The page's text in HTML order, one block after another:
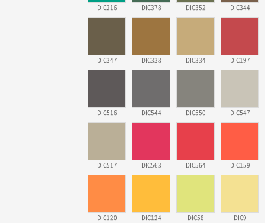
DIC216 DIC378 DIC352 DIC344
DIC347 DIC338 DIC334 DIC197
DIC516 DIC544 DIC550 DIC547
DIC517 DIC563 DIC564 DIC159
DIC120 DIC124 DIC58 DIC9